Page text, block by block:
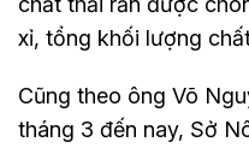
xỉ, tổng khối lượng
Cũng theo ông Võ
tháng 3 đến nay, Sở